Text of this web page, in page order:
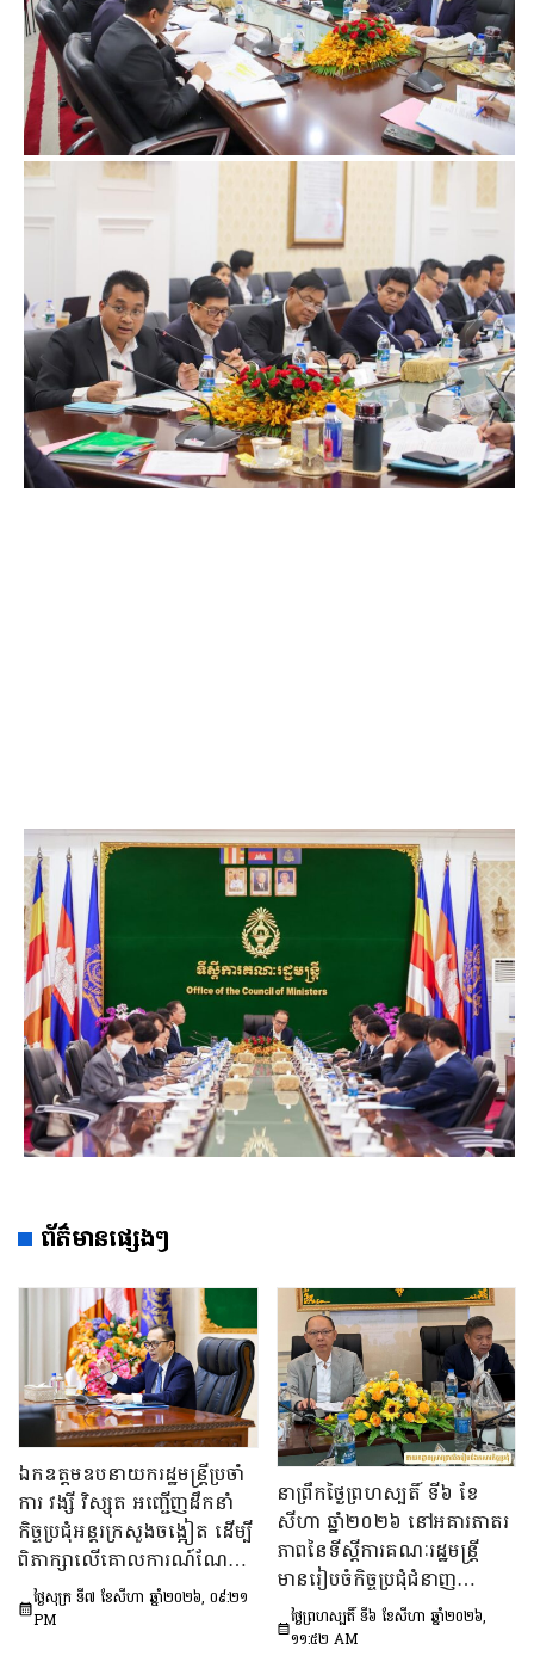
ព័ត៌មានផ្សេងៗ
ឯកឧត្តមឧបនាយករដ្ឋមន្រ្តីប្រចាំ
ការ វង្សី វិស្សុត អញ្ជើញដឹកនាំ
កិច្ចប្រជុំអន្តរក្រសួងចង្អៀត ដើម្បី
ពិភាក្សាលើគោលការណ៍​ណែនាំ
ស្តីពីការរៀបចំប្រកាស ប្រកាស
អន្តរក្រសួង និងប្រកាសរួម របស់
ថ្ងៃសុក្រ ទី៧ ខែសីហា ឆ្នាំ២០២៦, ០៩:២១
PM
នាព្រឹកថ្ងៃព្រហស្បតិ៍ ទី៦ ខែ
សីហា ឆ្នាំ២០២៦ នៅអគារភាតរ
ភាពនៃទីស្តីការគណៈរដ្ឋមន្រ្តី
មានរៀបចំកិច្ចប្រជុំជំនាញ
បច្ចេកទេស ក្រោមអធិបតីភាព
ឯកឧត្តម សុក ផេង រដ្ឋលេខាធិ
ថ្ងៃព្រហស្បតិ៍ ទី៦ ខែសីហា ឆ្នាំ២០២៦,
១១:៥២ AM